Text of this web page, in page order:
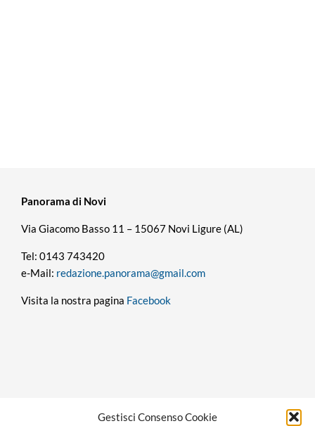
Gestisci Consenso Cookie
Panorama di Novi
Via Giacomo Basso 11 – 15067 Novi Ligure (AL)
Tel: 0143 743420
e-Mail: redazione.panorama@gmail.com
Visita la nostra pagina Facebook